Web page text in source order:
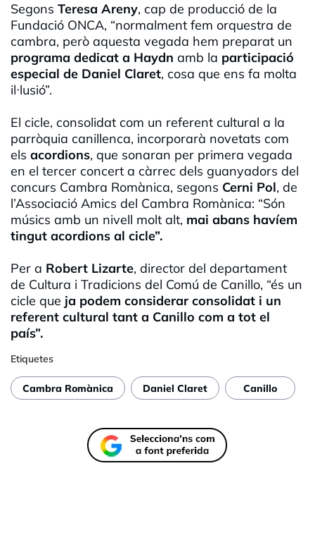
Segons Teresa Areny, cap de producció de la
Fundació ONCA, “normalment fem orquestra de
cambra, però aquesta vegada hem preparat un
programa dedicat a Haydn amb la participació
especial de Daniel Claret, cosa que ens fa molta
il·lusió”.
El cicle, consolidat com un referent cultural a la
parròquia canillenca, incorporarà novetats com
els acordions, que sonaran per primera vegada
en el tercer concert a càrrec dels guanyadors del
concurs Cambra Romànica, segons Cerni Pol, de
l’Associació Amics del Cambra Romànica: “Són
músics amb un nivell molt alt, mai abans havíem
tingut acordions al cicle”.
Per a Robert Lizarte, director del departament
de Cultura i Tradicions del Comú de Canillo, “és un
cicle que ja podem considerar consolidat i un
referent cultural tant a Canillo com a tot el
país”.
Etiquetes
Cambra Romànica Daniel Claret Canillo